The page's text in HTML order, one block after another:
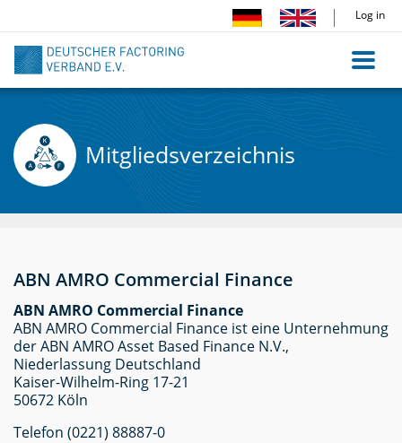
main
content
Log in
Mitgliedsverzeichnis
ABN AMRO Commercial Finance
ABN AMRO Commercial Finance
ABN AMRO Commercial Finance ist eine Unternehmung
der ABN AMRO Asset Based Finance N.V.,
Niederlassung Deutschland
Kaiser-Wilhelm-Ring 17-21
50672 Köln
Telefon (0221) 88887-0